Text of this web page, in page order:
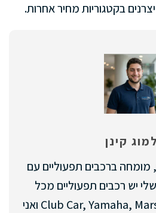
בקטגוריות מחיר אחרות.
קינן
מומחה ברכבים תפעוליים עם
שלי יש רכבים תפעוליים מכל
הסוגים: Club Car, Yamaha, Marshell, EZGO ואני